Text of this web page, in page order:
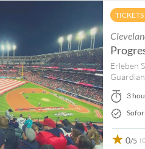
Erleben
3
0/5